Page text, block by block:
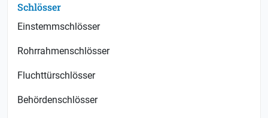
Schlösser
Einstemmschlösser
Rohrrahmenschlösser
Fluchttürschlösser
Behördenschlösser